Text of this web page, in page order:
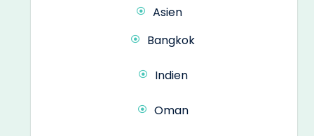
Asien
Bangkok
Indien
Oman